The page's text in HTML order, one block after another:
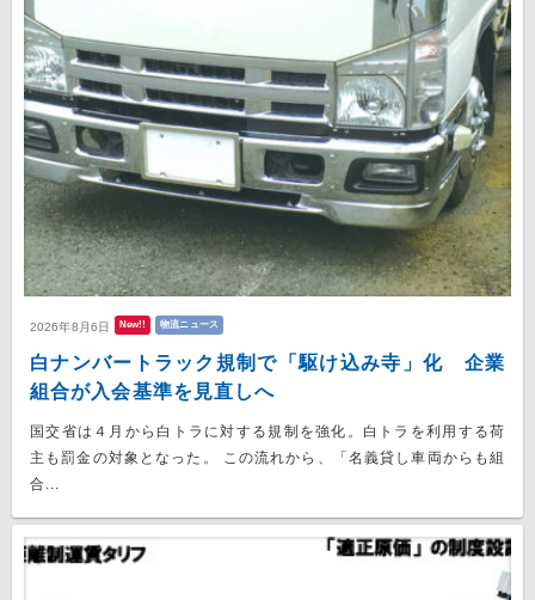
2026年8月6日 New!! 物流ニュース
白ナンバートラック規制で「駆け込み寺」化 企業
組合が入会基準を見直しへ
国交省は４月から白トラに対する規制を強化。白トラを利用する荷
主も罰金の対象となった。 この流れから、「名義貸し車両からも組
合...